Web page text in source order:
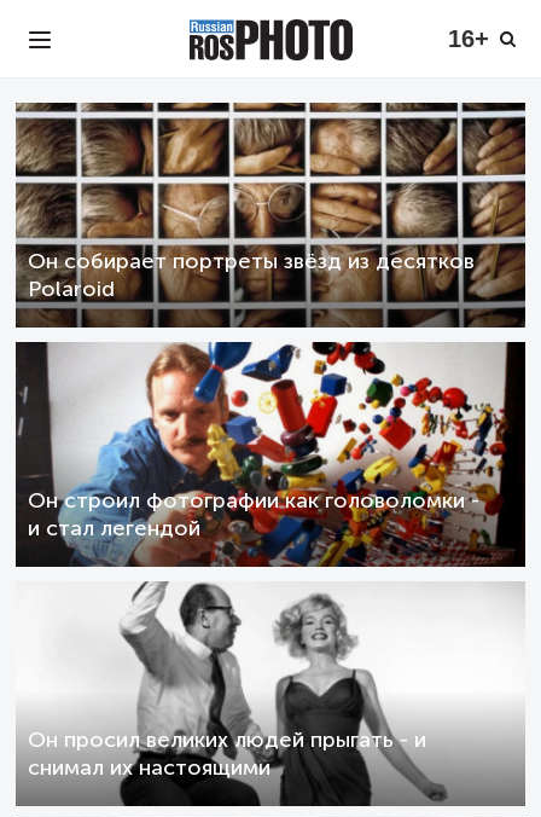
16+
Он собирает портреты звёзд из десятков
Polaroid
Он строил фотографии как головоломки -
и стал легендой
Он просил великих людей прыгать - и
снимал их настоящими